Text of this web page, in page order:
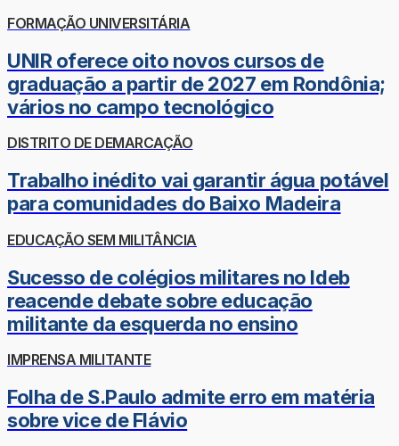
FORMAÇÃO UNIVERSITÁRIA
UNIR oferece oito novos cursos de
graduação a partir de 2027 em Rondônia;
vários no campo tecnológico
DISTRITO DE DEMARCAÇÃO
Trabalho inédito vai garantir água potável
para comunidades do Baixo Madeira
EDUCAÇÃO SEM MILITÂNCIA
Sucesso de colégios militares no Ideb
reacende debate sobre educação
militante da esquerda no ensino
IMPRENSA MILITANTE
Folha de S.Paulo admite erro em matéria
sobre vice de Flávio